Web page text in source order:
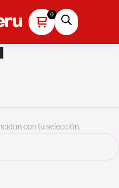
con tu selección.